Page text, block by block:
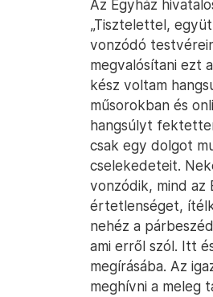
Az Egyház
„Tisztelettel,
vonzódó
megvalósítani ezt
kész voltam
műsorokban és
hangsúlyt
csak egy dolgot
cselekedeteit.
vonzódik, mind az
értetlenséget,
nehéz a
ami erről szól. Itt
megírásába. Az
meghívni a meleg